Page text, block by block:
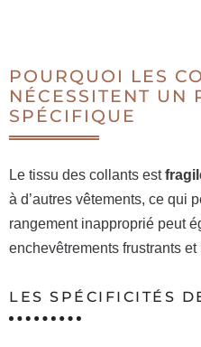
POURQUOI LES
NÉCESSITENT UN
SPÉCIFIQUE
Le tissu des collants est
à d’autres vêtements, ce qui
rangement inapproprié peut
enchevêtrements frustrants
LES SPÉCIFICITÉS